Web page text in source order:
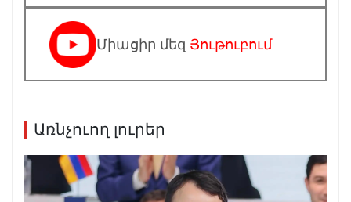
Միացիր մեզ Յութուբում
Առնչուող լուրեր